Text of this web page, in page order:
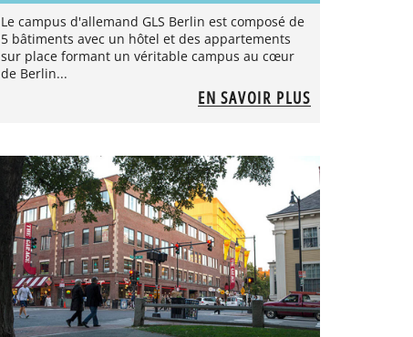
Le campus d'allemand GLS Berlin est composé de
5 bâtiments avec un hôtel et des appartements
sur place formant un véritable campus au cœur
de Berlin...
EN SAVOIR PLUS